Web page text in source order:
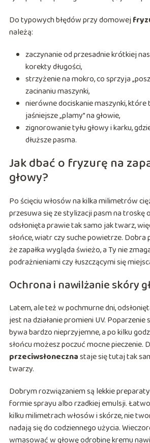
Do typowych błędów przy domowej
należą:
zaczynanie od przesadnie krótkiej
korekty długości,
strzyżenie na mokro, co sprzyja
zacinaniu maszynki,
nierówne dociskanie maszynki,
jaśniejsze „plamy” na głowie,
zignorowanie tyłu głowy i karku,
dłuższe pasma.
Jak dbać o fryzurę na
głowy?
Po ścięciu włosów na kilka milimetrów
przesuwa się ze stylizacji pasm na troskę o
odsłonięta prawie tak samo jak twarz,
słońce, wiatr czy suche powietrze. Dobra
że zapałka wygląda świeżo, a Ty nie
podrażnieniami czy łuszczącymi się
Ochrona i nawilżanie skóry
Latem, ale też w pochmurne dni,
jest na działanie promieni UV. Poparzenie
bywa bardzo nieprzyjemne, a po kilku
słońcu możesz poczuć mocne pieczenie.
przeciwsłonecznastaje się tutaj tak
twarzy.
Dobrym rozwiązaniem są lekkie
formie sprayu albo rzadkiej emulsji.
kilku milimetrach włosów i skórze, nie
nadają się do codziennego użycia.
wmasować w głowę odrobinę kremu